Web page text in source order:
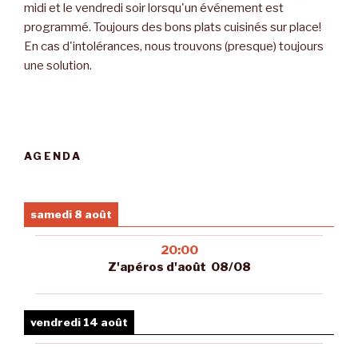
midi et le vendredi soir lorsqu'un événement est
programmé. Toujours des bons plats cuisinés sur place!
En cas d'intolérances, nous trouvons (presque) toujours
une solution.
AGENDA
samedi 8 août
20:00
Z'apéros d'août 08/08
vendredi 14 août